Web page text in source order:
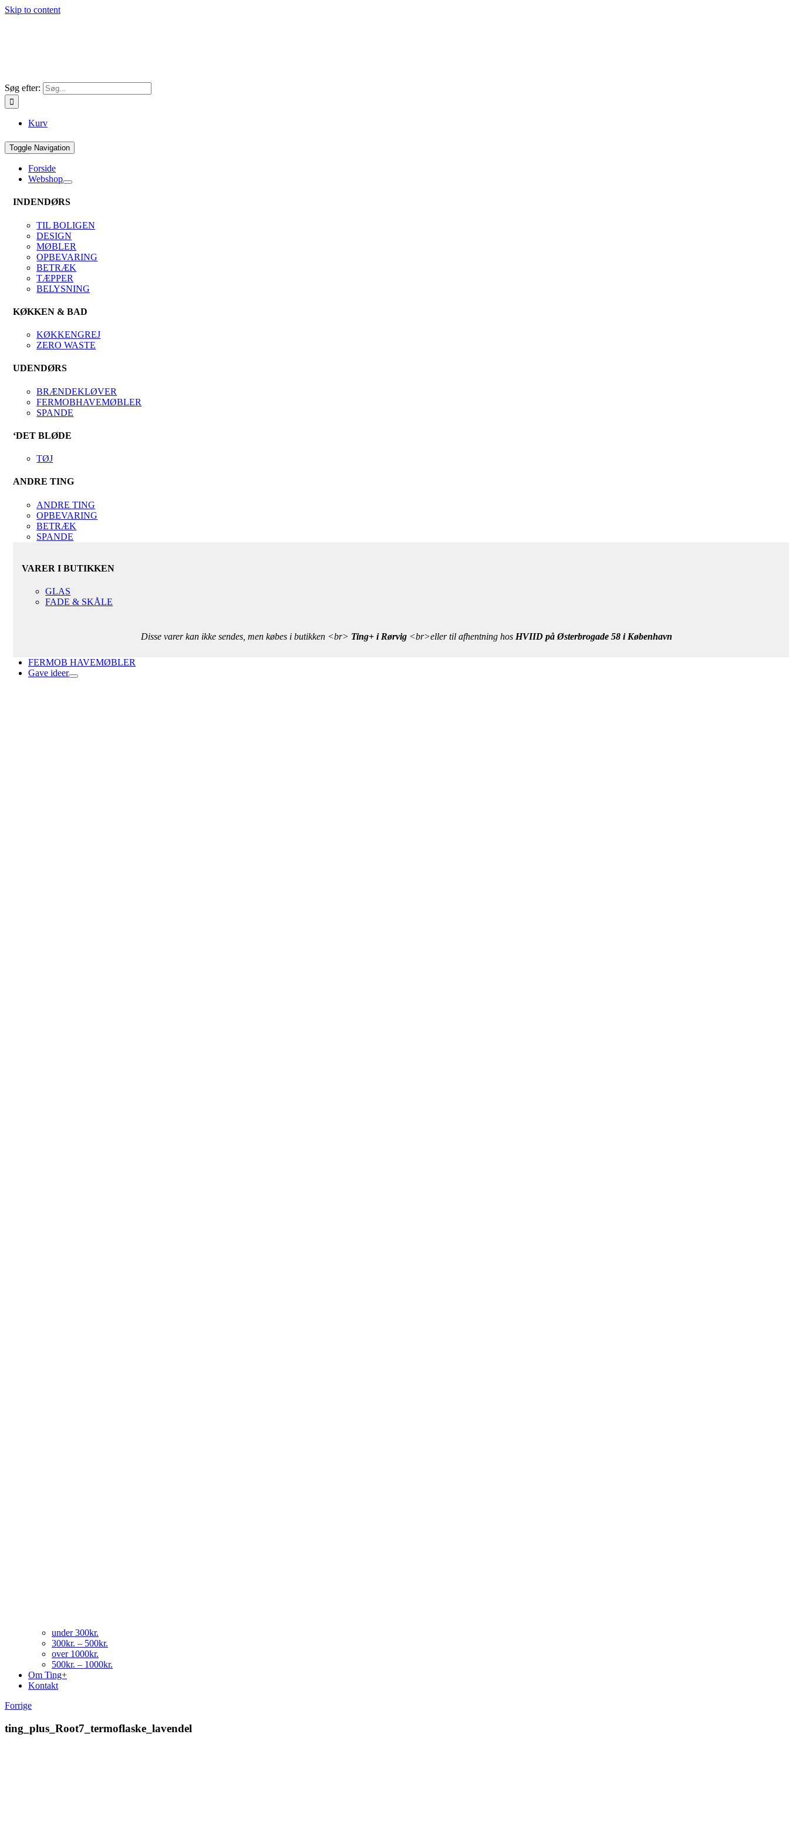
Skip to content
Søg efter:
Kurv
Toggle Navigation
Forside
Webshop
INDENDØRS
TIL BOLIGEN
DESIGN
MØBLER
OPBEVARING
BETRÆK
TÆPPER
BELYSNING
KØKKEN & BAD
KØKKENGREJ
ZERO WASTE
UDENDØRS
BRÆNDEKLØVER
FERMOBHAVEMØBLER
SPANDE
‘DET BLØDE
TØJ
ANDRE TING
ANDRE TING
OPBEVARING
BETRÆK
SPANDE
VARER I BUTIKKEN
GLAS
FADE & SKÅLE
Disse varer kan ikke sendes, men købes i butikken <br> Ting+ i Rørvig<br>eller til afhentning hos HVIID på Østerbrogade 58 i København
FERMOB HAVEMØBLER
Gave ideer
under 300kr.
300kr. – 500kr.
over 1000kr.
500kr. – 1000kr.
Om Ting+
Kontakt
Forrige
ting_plus_Root7_termoflaske_lavendel